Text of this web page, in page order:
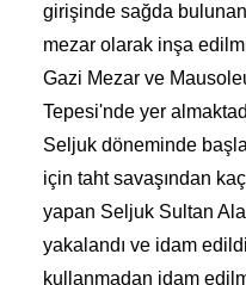
girişinde sağda
mezar olarak inşa
Gazi Mezar ve
Tepesi'nde yer
Seljuk döneminde
için taht savaşından
yapan Seljuk Sultan
yakalandı ve idam
kullanmadan idam